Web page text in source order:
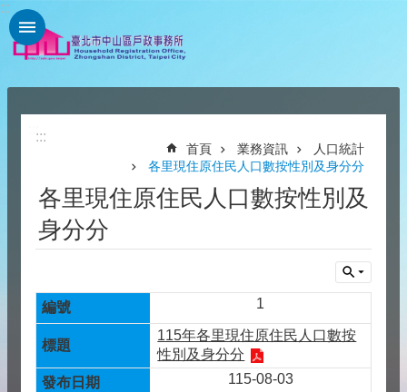
跳到主要內容區塊
:::
:::
首頁 業務資訊
人口統計
各里現住原住民人口數按性別及身分分
各里現住原住民人口數按性別及
身分分
1
115年各里現住原住民人口數按
性別及身分分
115-08-03